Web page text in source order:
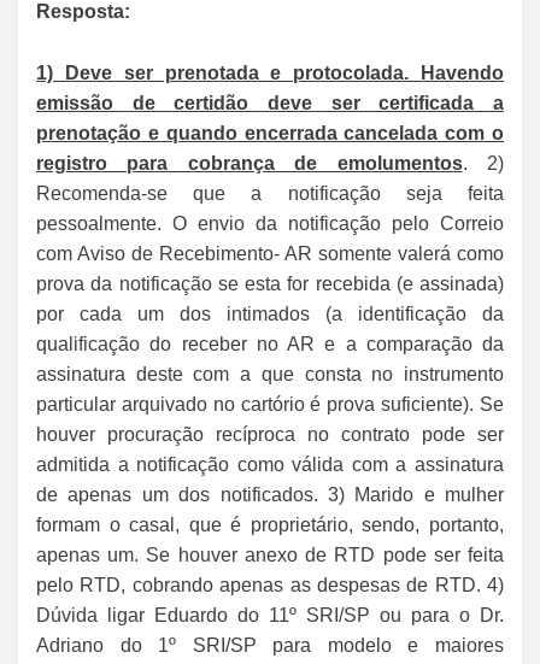
Resposta:
1) Deve ser prenotada e protocolada. Havendo
emissão de certidão deve ser certificada a
prenotação e quando encerrada cancelada com o
registro para cobrança de emolumentos. 2)
Recomenda-se que a notificação seja feita
pessoalmente. O envio da notificação pelo Correio
com Aviso de Recebimento- AR somente valerá como
prova da notificação se esta for recebida (e assinada)
por cada um dos intimados (a identificação da
qualificação do receber no AR e a comparação da
assinatura deste com a que consta no instrumento
particular arquivado no cartório é prova suficiente). Se
houver procuração recíproca no contrato pode ser
admitida a notificação como válida com a assinatura
de apenas um dos notificados. 3) Marido e mulher
formam o casal, que é proprietário, sendo, portanto,
apenas um. Se houver anexo de RTD pode ser feita
pelo RTD, cobrando apenas as despesas de RTD. 4)
Dúvida ligar Eduardo do 11º SRI/SP ou para o Dr.
Adriano do 1º SRI/SP para modelo e maiores